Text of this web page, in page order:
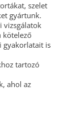
szelet
gyártunk.
vizsgálatok
kötelező
gyakorlatait is
tartozó
ahol az